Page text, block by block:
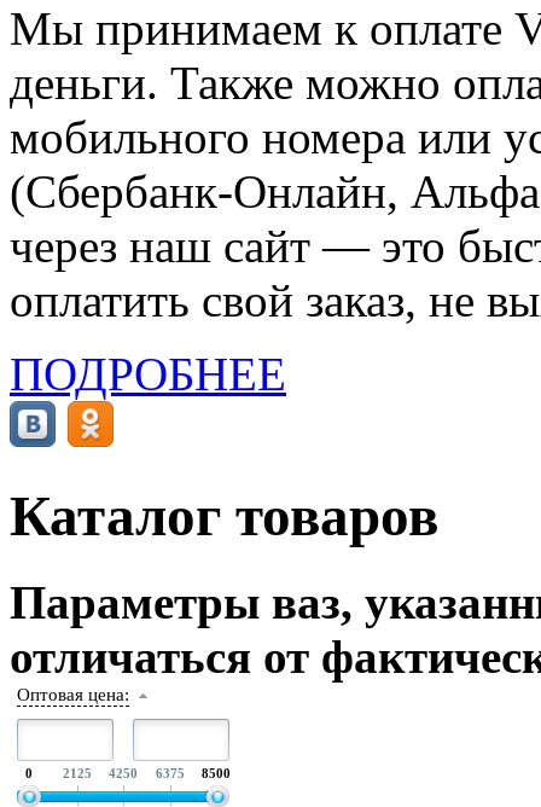
Мы принимаем к оплате
деньги. Также можно
мобильного номера или
(Сбербанк-Онлайн,
через наш сайт — это
оплатить свой заказ, не
ПОДРОБНЕЕ
Каталог товаров
Параметры ваз,
отличаться от
Оптовая цена:
0 2125 4250 6375 8500